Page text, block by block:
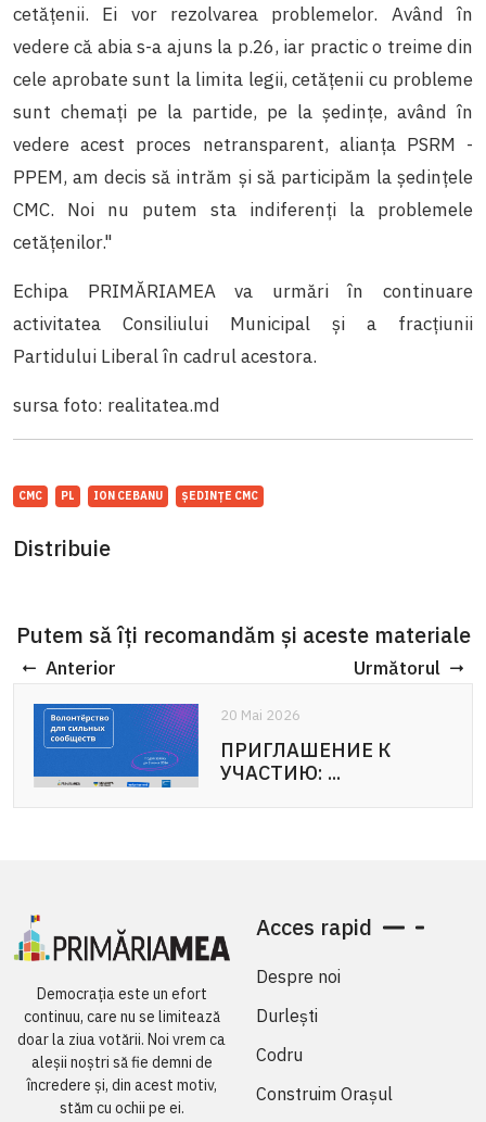
cetățenii. Ei vor rezolvarea problemelor. Având în
vedere că abia s-a ajuns la p.26, iar practic o treime din
cele aprobate sunt la limita legii, cetățenii cu probleme
sunt chemați pe la partide, pe la ședințe, având în
vedere acest proces netransparent, alianța PSRM -
PPEM, am decis să intrăm și să participăm la ședințele
CMC. Noi nu putem sta indiferenți la problemele
cetățenilor."
Echipa PRIMĂRIAMEA va urmări în continuare
activitatea Consiliului Municipal și a fracțiunii
Partidului Liberal în cadrul acestora.
sursa foto: realitatea.md
CMC PL ION CEBANU ȘEDINȚE CMC
Distribuie
Putem să îți recomandăm și aceste materiale
Anterior Următorul
20 Mai 2026
ПРИГЛАШЕНИЕ К
УЧАСТИЮ: ...
Democrația este un efort
continuu, care nu se limitează
doar la ziua votării. Noi vrem ca
aleșii noștri să fie demni de
încredere și, din acest motiv,
stăm cu ochii pe ei.
Acces rapid
Despre noi
Durlești
Codru
Construim Orașul